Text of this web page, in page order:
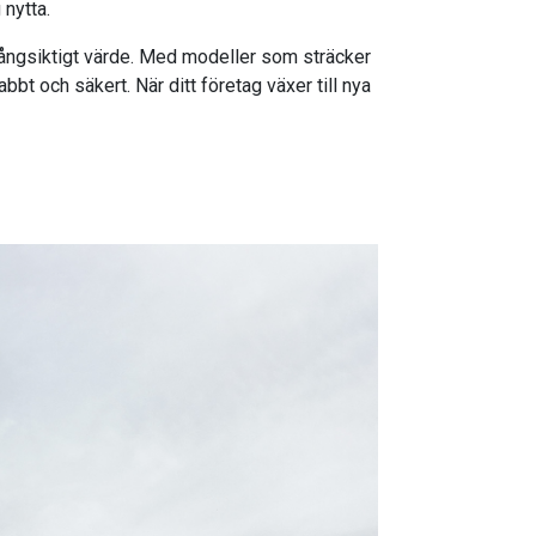
värde. Med modeller som sträcker
och säkert. När ditt företag växer till nya